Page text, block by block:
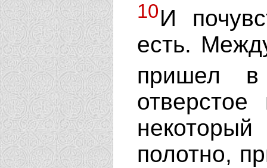
10И
есть.
пришел
полотно,